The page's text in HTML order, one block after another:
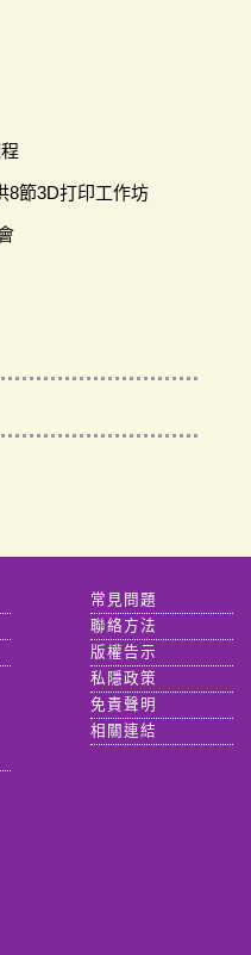
8節3D打印工作坊
常見問題
聯絡方法
版權告示
私隱政策
免責聲明
相關連結